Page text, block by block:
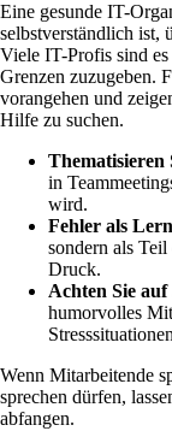
Eine gesunde IT-
selbstverständlich ist,
Viele IT-Profis sind
Grenzen zuzugeben.
vorangehen und
Hilfe zu suchen.
Thematisieren
in
wird.
Fehler als
sondern als Teil
Druck.
Achten Sie
humorvolles
Wenn Mitarbeitende
sprechen dürfen,
abfangen.